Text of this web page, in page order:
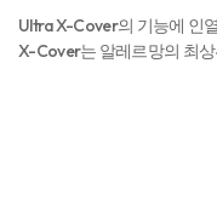
Ultra X-Cover의 기능에 인
X-Cover는 알레르망의 최